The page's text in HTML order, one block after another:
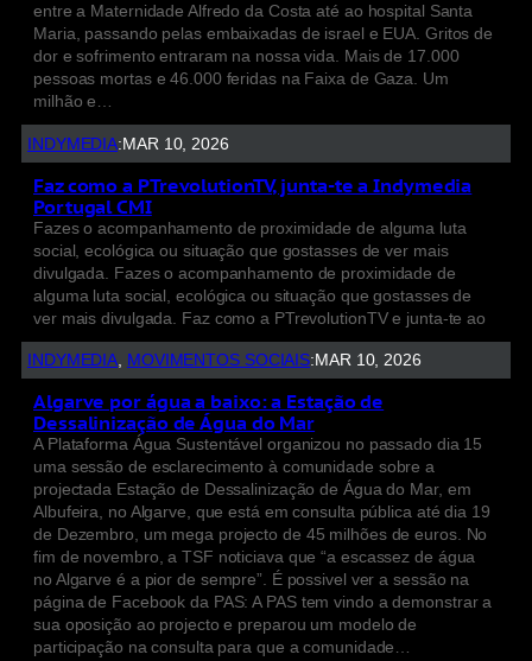
entre a Maternidade Alfredo da Costa até ao hospital Santa
Maria, passando pelas embaixadas de israel e EUA. Gritos de
dor e sofrimento entraram na nossa vida. Mais de 17.000
pessoas mortas e 46.000 feridas na Faixa de Gaza. Um
milhão e…
INDYMEDIA:MAR 10, 2026
Faz como a PTrevolutionTV, junta-te a Indymedia
Portugal CMI
Fazes o acompanhamento de proximidade de alguma luta
social, ecológica ou situação que gostasses de ver mais
divulgada. Fazes o acompanhamento de proximidade de
alguma luta social, ecológica ou situação que gostasses de
ver mais divulgada. Faz como a PTrevolutionTV e junta-te ao
INDYMEDIA, MOVIMENTOS SOCIAIS: MAR 10, 2026
Algarve por água a baixo: a Estação de
Dessalinização de Água do Mar
A Plataforma Água Sustentável organizou no passado dia 15
uma sessão de esclarecimento à comunidade sobre a
projectada Estação de Dessalinização de Água do Mar, em
Albufeira, no Algarve, que está em consulta pública até dia 19
de Dezembro, um mega projecto de 45 milhões de euros. No
fim de novembro, a TSF noticiava que “a escassez de água
no Algarve é a pior de sempre”. É possivel ver a sessão na
página de Facebook da PAS: A PAS tem vindo a demonstrar a
sua oposição ao projecto e preparou um modelo de
participação na consulta para que a comunidade…